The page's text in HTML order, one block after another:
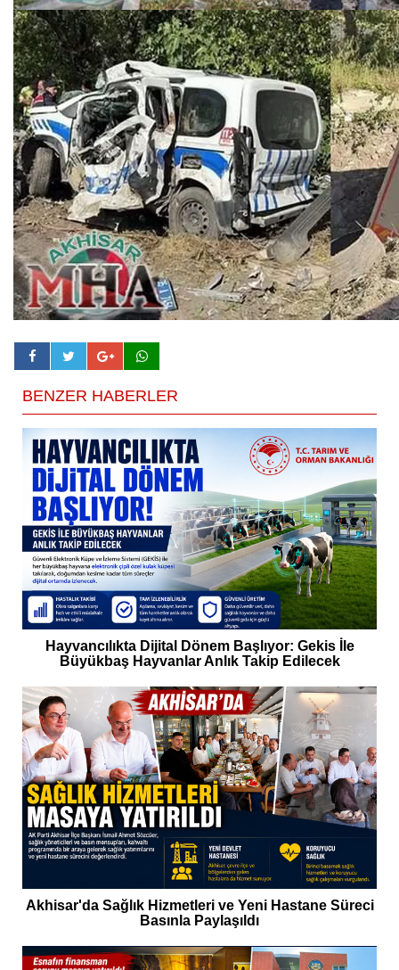
BENZER HABERLER
Hayvancılıkta Dijital Dönem Başlıyor: Gekis İle
Büyükbaş Hayvanlar Anlık Takip Edilecek
Akhisar'da Sağlık Hizmetleri ve Yeni Hastane Süreci
Basınla Paylaşıldı